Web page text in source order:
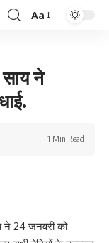
Font
Aa
साय ने
1 Min Read
ने 24 जनवरी को